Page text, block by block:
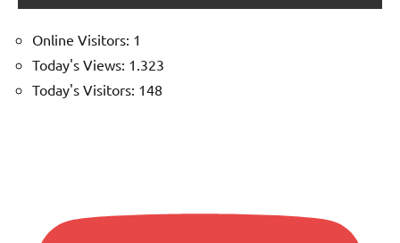
Online Visitors: 1
Today's Views: 1.323
Today's Visitors: 148